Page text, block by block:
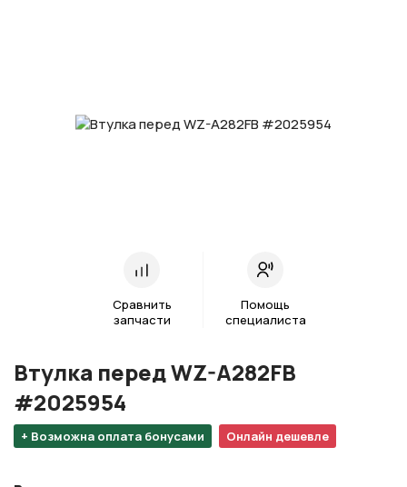
Сравнить
запчасти
Помощь
специалиста
+ Возможна оплата бонусами Онлайн дешевле
Втулка перед WZ-A282FB
#2025954